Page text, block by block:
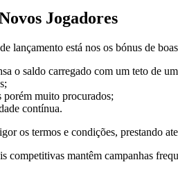
Jogadores
lançamento está nos os bónus de
o saldo carregado com um teto de
porém muito procurados;
contínua.
os termos e condições, prestando
competitivas mantêm campanhas